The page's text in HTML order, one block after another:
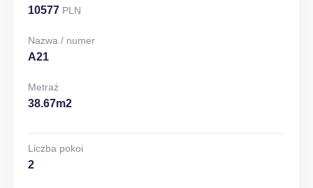
10577 PLN
Nazwa / numer
A21
Metraż
38.67m2
Liczba pokoi
2